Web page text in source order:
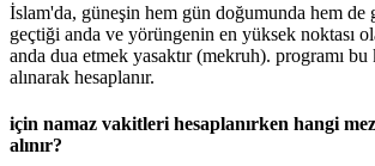
İslam'da, güneşin hem gün doğumunda hem de
geçtiği anda ve yörüngenin en yüksek noktası
anda dua etmek yasaktır (mekruh). programı bu
alınarak hesaplanır.
için namaz vakitleri hesaplanırken hangi
alınır?